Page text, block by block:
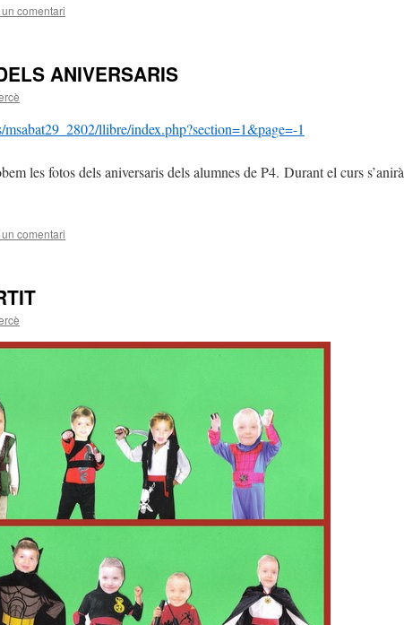
comentari
ANIVERSARIS
llibre/index.php?section=1&page=-1
les fotos dels aniversaris dels alumnes de P4. Durant el curs s’anirà
comentari